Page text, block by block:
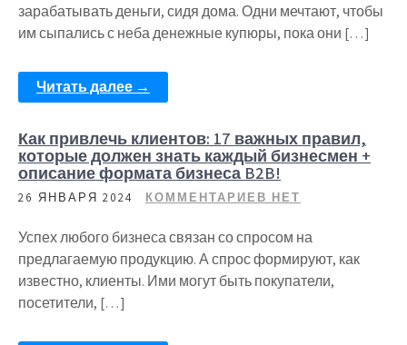
зарабатывать деньги, сидя дома. Одни мечтают, чтобы
им сыпались с неба денежные купюры, пока они […]
Читать далее →
Как привлечь клиентов: 17 важных правил,
которые должен знать каждый бизнесмен +
описание формата бизнеса B2B!
26 ЯНВАРЯ 2024 КОММЕНТАРИЕВ НЕТ
Успех любого бизнеса связан со спросом на
предлагаемую продукцию. А спрос формируют, как
известно, клиенты. Ими могут быть покупатели,
посетители, […]